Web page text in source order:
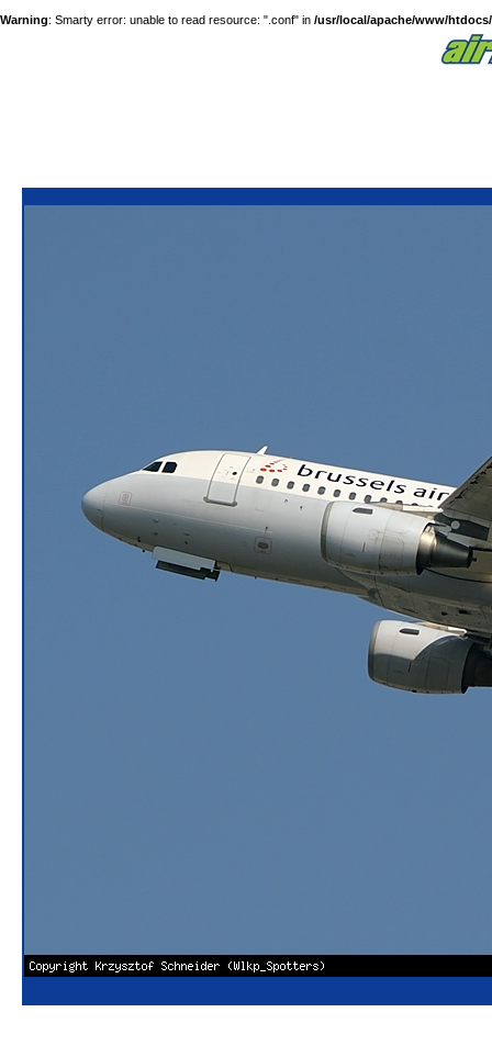
Warning: Smarty error: unable to read resource: ".conf" in /usr/local/apache/www/